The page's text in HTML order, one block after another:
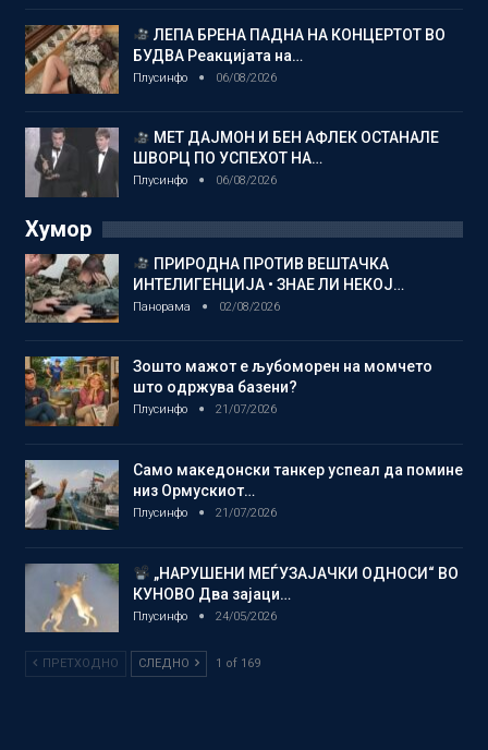
ЛЕПА БРЕНА ПАДНА НА КОНЦЕРТОТ ВО
БУДВА Реакцијата на…
Плусинфо 06/08/2026
МЕТ ДАЈМОН И БЕН АФЛЕК ОСТАНАЛЕ
ШВОРЦ ПО УСПЕХОТ НА…
Плусинфо 06/08/2026
Хумор
ПРИРОДНА ПРОТИВ ВЕШТАЧКА
ИНТЕЛИГЕНЦИЈА • ЗНАЕ ЛИ НЕКОЈ…
Панорама 02/08/2026
Зошто мажот е љубоморен на момчето
што одржува базени?
Плусинфо 21/07/2026
Само македонски танкер успеал да помине
низ Ормускиот…
Плусинфо 21/07/2026
„НАРУШЕНИ МЕЃУЗАЈАЧКИ ОДНОСИ“ ВО
КУНОВО Два зајаци…
Плусинфо 24/05/2026
ПРЕТХОДНО СЛЕДНО 1 of 169